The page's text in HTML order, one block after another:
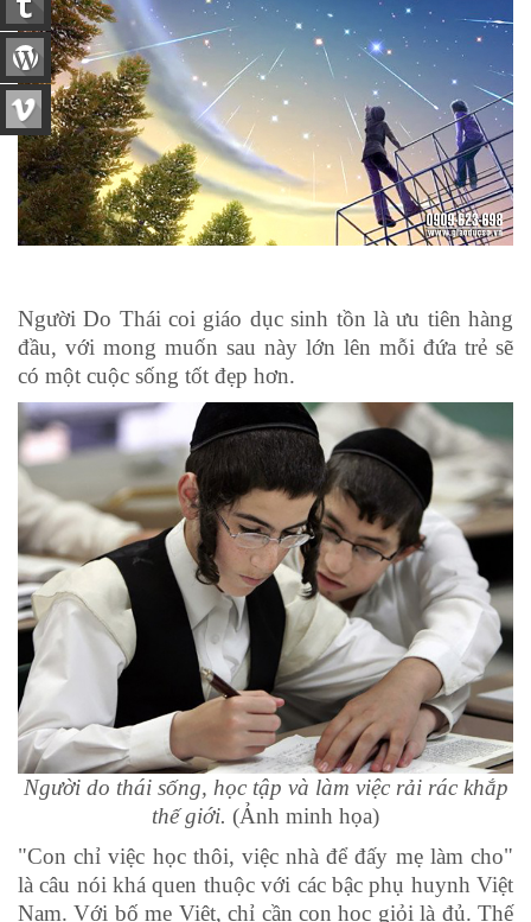
Người Do Thái coi giáo dục sinh tồn là ưu tiên hàng
đầu, với mong muốn sau này lớn lên mỗi đứa trẻ sẽ
có một cuộc sống tốt đẹp hơn.
Người do thái sống, học tập và làm việc rải rác khắp
thế giới. (Ảnh minh họa)
"Con chỉ việc học thôi, việc nhà để đấy mẹ làm cho"
là câu nói khá quen thuộc với các bậc phụ huynh Việt
Nam. Với bố mẹ Việt, chỉ cần con học giỏi là đủ. Thế